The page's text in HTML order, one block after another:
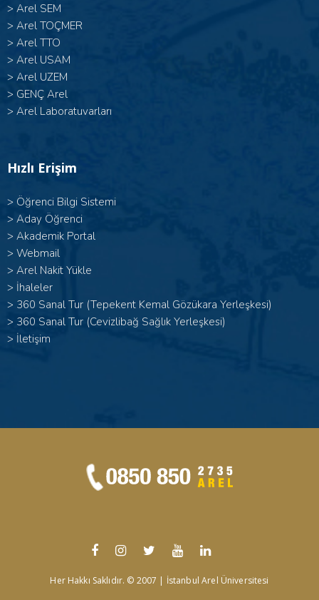
> Arel SEM
> Arel TOÇMER
> Arel TTO
> Arel USAM
> Arel UZEM
> GENÇ Arel
> Arel Laboratuvarları
Hızlı Erişim
> Öğrenci Bilgi Sistemi
> Aday Öğrenci
> Akademik Portal
> Webmail
> Arel Nakit Yükle
> İhaleler
> 360 Sanal Tur (Tepekent Kemal Gözükara Yerleşkesi)
> 360 Sanal Tur (Cevizlibağ Sağlık Yerleşkesi)
> İletişim
Her Hakkı Saklıdır. © 2007 | İstanbul Arel Üniversitesi